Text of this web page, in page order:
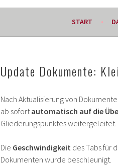
START
Update Dokumente:
Nach Aktualisierung von
ab sofortautomatisch auf die
Gliederungspunktes
Die Geschwindigkeit des Tabs für
Dokumenten wurde beschleunigt.